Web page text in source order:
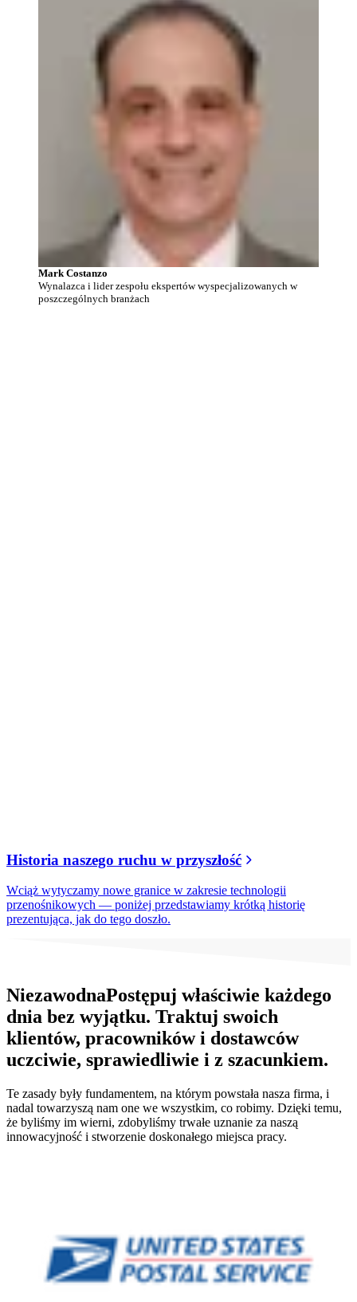
Mark Costanzo
Wynalazca i lider zespołu ekspertów wyspecjalizowanych w
poszczególnych branżach
Historia naszego ruchu w przyszłość
Wciąż wytyczamy nowe granice w zakresie technologii
przenośnikowych — poniżej przedstawiamy krótką historię
prezentująca, jak do tego doszło.
NiezawodnaPostępuj właściwie każdego
dnia bez wyjątku. Traktuj swoich
klientów, pracowników i dostawców
uczciwie, sprawiedliwie i z szacunkiem.
Te zasady były fundamentem, na którym powstała nasza firma, i
nadal towarzyszą nam one we wszystkim, co robimy. Dzięki temu,
że byliśmy im wierni, zdobyliśmy trwałe uznanie za naszą
innowacyjność i stworzenie doskonałego miejsca pracy.